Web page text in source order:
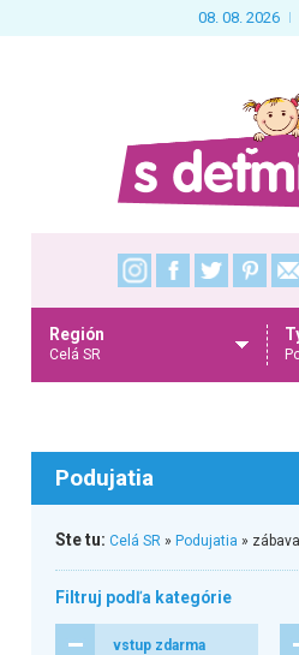
08. 08. 2026
Región
Celá SR
Podujatia
Ste tu: Celá SR» Podujatia »
Filtruj podľa kategórie
vstup zdarma